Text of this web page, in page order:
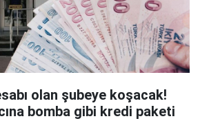
olan şubeye koşacak!
bomba gibi kredi paketi